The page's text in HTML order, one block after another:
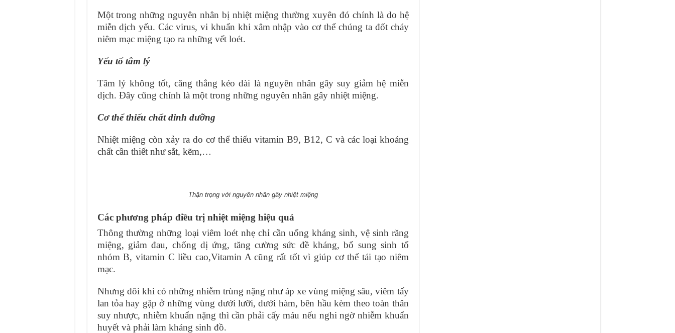
Một trong những nguyên nhân bị nhiệt miệng thường xuyên đó chính là do hệ
miễn dịch yếu. Các virus, vi khuẩn khi xâm nhập vào cơ thể chúng ta đốt cháy
niêm mạc miệng tạo ra những vết loét.
Yếu tố tâm lý
Tâm lý không tốt, căng thẳng kéo dài là nguyên nhân gây suy giảm hệ miễn
dịch. Đây cũng chính là một trong những nguyên nhân gây nhiệt miệng.
Cơ thể thiếu chất dinh dưỡng
Nhiệt miệng còn xảy ra do cơ thể thiếu vitamin B9, B12, C và các loại khoáng
chất cần thiết như sắt, kẽm,…
Thận trọng với nguyên nhân gây nhiệt miệng
Các phương pháp điều trị nhiệt miệng hiệu quả
Thông thường những loại viêm loét nhẹ chỉ cần uống kháng sinh, vệ sinh răng
miệng, giảm đau, chống dị ứng, tăng cường sức đề kháng, bổ sung sinh tố
nhóm B, vitamin C liều cao,Vitamin A cũng rất tốt vì giúp cơ thể tái tạo niêm
mạc.
Nhưng đôi khi có những nhiễm trùng nặng như áp xe vùng miệng sâu, viêm tấy
lan tỏa hay gặp ở những vùng dưới lưỡi, dưới hàm, bên hầu kèm theo toàn thân
suy nhược, nhiễm khuẩn nặng thì cần phải cấy máu nếu nghi ngờ nhiễm khuẩn
huyết và phải làm kháng sinh đồ.